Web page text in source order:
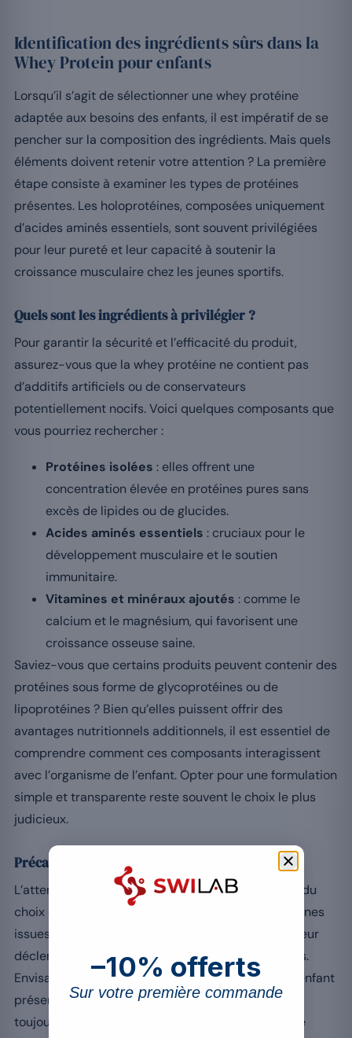
Identification des ingrédients sûrs dans la
Whey Protein pour enfants
Lorsqu’il s’agit de sélectionner une whey protéine
adaptée aux besoins des enfants, il est impératif de se
pencher sur la composition des ingrédients. Mais quels
éléments doivent retenir votre attention ? La première
étape consiste à examiner les types de protéines
présentes. Les holoprotéines, composées uniquement
d’acides aminés essentiels, sont souvent privilégiées
pour leur pureté et leur capacité à soutenir la
croissance musculaire chez les jeunes sportifs.
Quels sont les ingrédients à privilégier ?
Pour garantir la sécurité et l’efficacité du produit,
assurez-vous que la whey protéine ne contient pas
d’additifs artificiels ou de conservateurs
potentiellement nocifs. Voici quelques composants que
vous pourriez rechercher :
Protéines isolées : elles offrent une
concentration élevée en protéines pures sans
excès de lipides ou de glucides.
Acides aminés essentiels : cruciaux pour le
développement musculaire et le soutien
immunitaire.
Vitamines et minéraux ajoutés : comme le
calcium et le magnésium, qui favorisent une
croissance osseuse saine.
Saviez-vous que certains produits peuvent contenir des
protéines sous forme de glycoprotéines ou de
lipoprotéines ? Bien qu’elles puissent offrir des
avantages nutritionnels additionnels, il est essentiel de
comprendre comment ces composants interagissent
avec l’organisme de l’enfant. Opter pour une formulation
simple et transparente reste souvent le choix le plus
judicieux.
Précautions face aux allergènes potentiels
L’attention portée aux allergènes est cruciale lors du
choix d’une whey protéine pour enfants. Les protéines
issues du lait peuvent contenir du lactose, un facteur
déclencheur d’intolérances chez certains individus.
Envisagez donc des options sans lactose si votre enfant
présente une sensibilité connue. De plus, vérifiez
toujours les étiquettes pour détecter tout signe de
–10% offerts
Sur votre première commande